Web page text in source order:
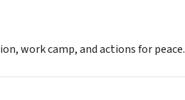
work camp, and actions for peace.